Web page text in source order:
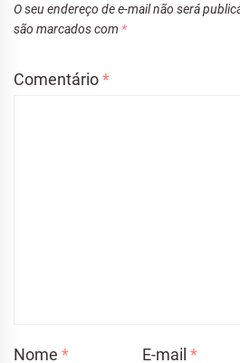
O seu endereço de e-mail não será
são marcados com *
Comentário*
Nome * E-mail*